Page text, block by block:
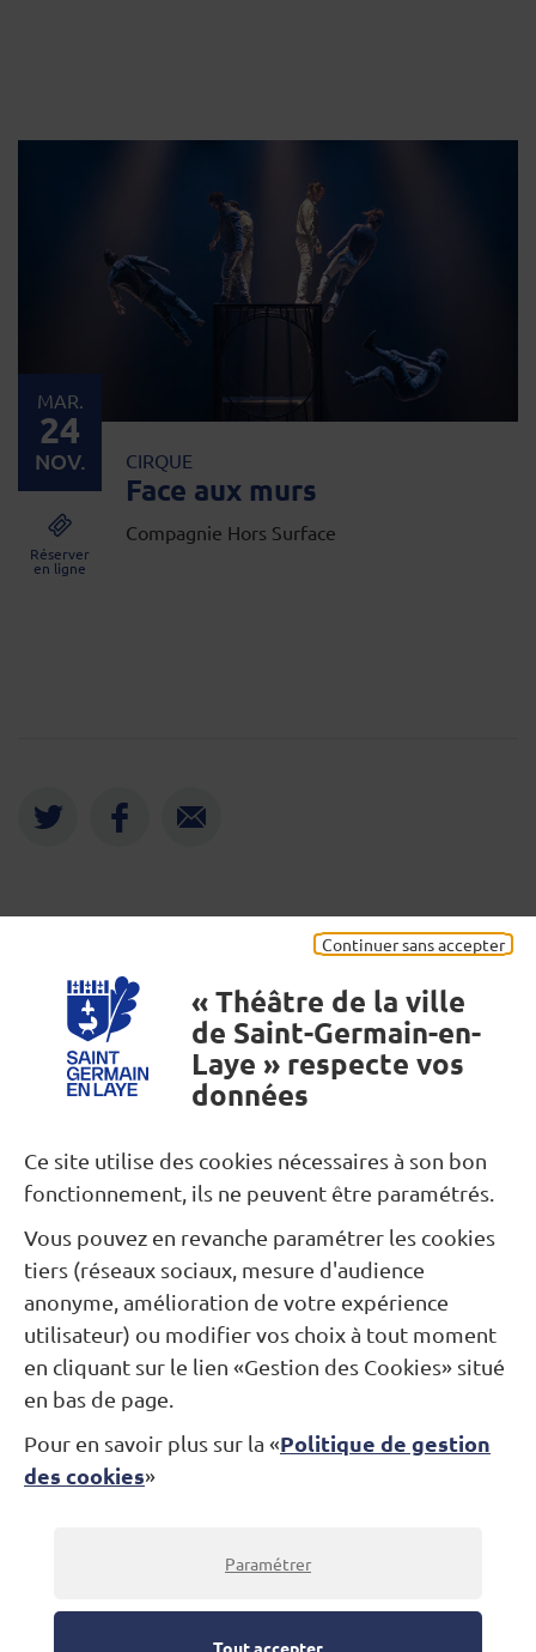
Continuer sans accepter
« Théâtre de la ville
de Saint-Germain-en-
Laye » respecte vos
données
Ce site utilise des cookies nécessaires à son bon
fonctionnement, ils ne peuvent être paramétrés.
Vous pouvez en revanche paramétrer les cookies
tiers (réseaux sociaux, mesure d'audience
anonyme, amélioration de votre expérience
utilisateur) ou modifier vos choix à tout moment
en cliquant sur le lien «Gestion des Cookies» situé
en bas de page.
Pour en savoir plus sur la «Politique de gestion
des cookies»
Paramétrer
Tout accepter
CIRQUE
Face aux murs
Compagnie Hors Surface
MAR.
24
NOV.
Réserver
en ligne
Nous contacter
Restons connectés...
Newsletter FacebookInstagram
Théâtre Alexandre Dumas
Billetterie : 01 30 87 07 07